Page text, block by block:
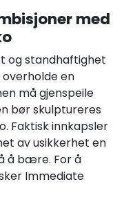
med
og standhaftighet
en
må gjenspeile
bør skulptureres
Faktisk innkapsler
av usikkerhet en
å bære. For å
Immediate